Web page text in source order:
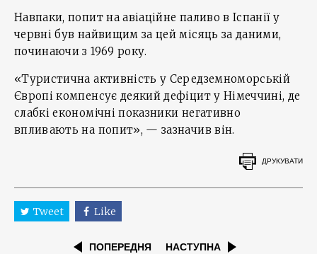
Навпаки, попит на авіаційне паливо в Іспанії у
червні був найвищим за цей місяць за даними,
починаючи з 1969 року.
«Туристична активність у Середземноморській
Європі компенсує деякий дефіцит у Німеччині, де
слабкі економічні показники негативно
впливають на попит», — зазначив він.
ДРУКУВАТИ
Tweet Like
ПОПЕРЕДНЯ НАСТУПНА